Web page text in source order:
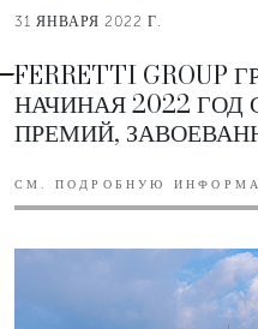
31 ЯНВАРЯ 2022 Г.
FERRETTI GROUP
НАЧИНАЯ 2022
ПРЕМИЙ,
СМ. ПОДРОБНУЮ